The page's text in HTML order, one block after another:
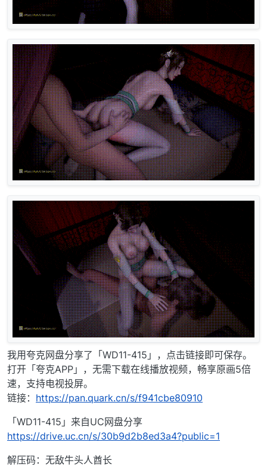
我用夸克网盘分享了「WD11-415」，点击链接即可保存。
打开「夸克APP」，无需下载在线播放视频，畅享原画5倍
速，支持电视投屏。
链接： https://pan.quark.cn/s/f941cbe80910
「WD11-415」来自UC网盘分享
https://drive.uc.cn/s/30b9d2b8ed3a4?public=1
解压码：无敌牛头人酋长